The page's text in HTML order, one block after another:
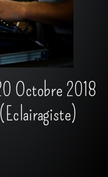
Octobre 2018